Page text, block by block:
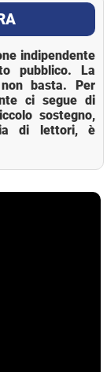
indipendente
pubblico. La
basta. Per
ci segue di
sostegno,
di lettori, è